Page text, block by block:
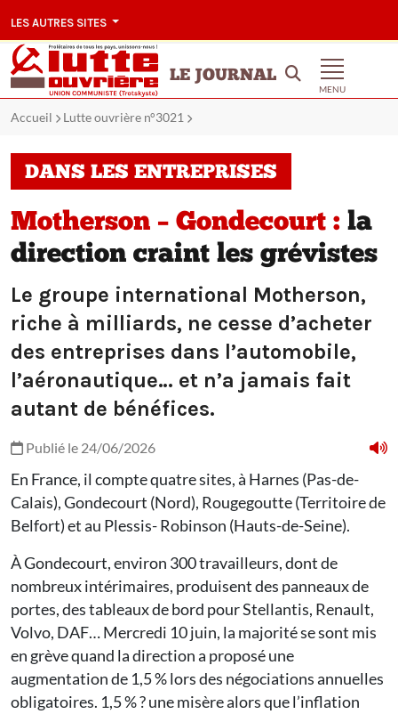
LES AUTRES SITES
LE JOURNAL
MENU
Accueil Lutte ouvrière n°3021
DANS LES ENTREPRISES
Motherson – Gondecourt : la
direction craint les grévistes
Le groupe international Motherson,
riche à milliards, ne cesse d’acheter
des entreprises dans l’automobile,
l’aéronautique… et n’a jamais fait
autant de bénéfices.
Publié le 24/06/2026
En France, il compte quatre sites, à Harnes (Pas-de-
Calais), Gondecourt (Nord), Rougegoutte (Territoire de
Belfort) et au Plessis- Robinson (Hauts-de-Seine).
À Gondecourt, environ 300 travailleurs, dont de
nombreux intérimaires, produisent des panneaux de
portes, des tableaux de bord pour Stellantis, Renault,
Volvo, DAF… Mercredi 10 juin, la majorité se sont mis
en grève quand la direction a proposé une
augmentation de 1,5 % lors des négociations annuelles
obligatoires. 1,5 % ? une misère alors que l’inflation